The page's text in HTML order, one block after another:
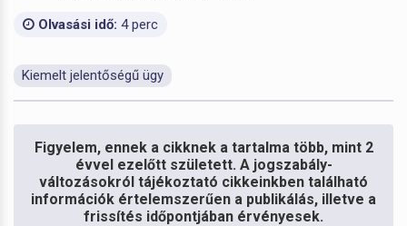
Olvasási idő: 4 perc
Kiemelt jelentőségű ügy
Figyelem, ennek a cikknek a tartalma több, mint 2
évvel ezelőtt született. A jogszabály-
változásokról tájékoztató cikkeinkben található
információk értelemszerűen a publikálás, illetve a
frissítés időpontjában érvényesek.